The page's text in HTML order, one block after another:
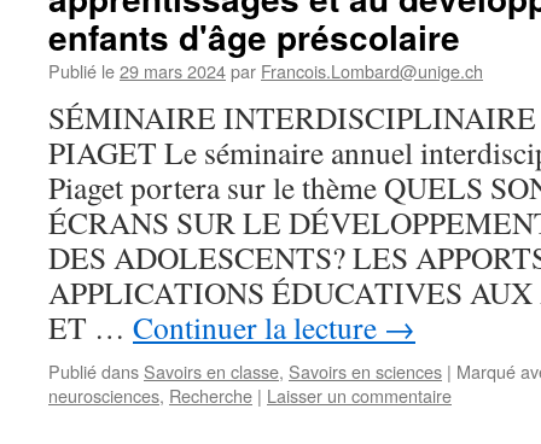
enfants d'âge préscolaire
Publié le29 mars 2024par Francois.Lombard@unige.ch
SÉMINAIRE
PIAGET Le séminaire annuel
Piaget portera sur le thème QUELS
ÉCRANS SUR LE
DES ADOLESCENTS? LES
APPLICATIONS ÉDUCATIVES AUX
ET … Continuer la lecture →
Publié dans Savoirs en classe, Savoirs en sciences | Marqué
neurosciences, Recherche | Laisser un commentaire